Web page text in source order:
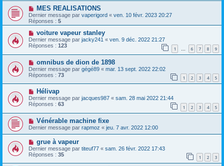
MES REALISATIONS
Dernier message par vaperigord « ven. 10 févr. 2023 20:27
Réponses : 5
voiture vapeur stanley
Dernier message par jacky241 « ven. 9 déc. 2022 21:27
Réponses : 123 1 … 6 7 8 9
omnibus de dion de 1898
Dernier message par gégé89 « mar. 13 sept. 2022 22:02
Réponses : 73 1 2 3 4 5
Hélivap
Dernier message par jacques987 « sam. 28 mai 2022 21:44
Réponses : 63 1 2 3 4 5
Vénérable machine fixe
Dernier message par rapmoz « jeu. 7 avr. 2022 12:00
grue à vapeur
Dernier message par titeuf77 « sam. 26 févr. 2022 17:43
Réponses : 35 1 2 3